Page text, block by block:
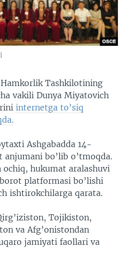
Tashkilotining
vakili Dunya Miyatovich
internetga to’siq
Ashgabadda 14-
bo’lib o’tmoqda.
hukumat aralashuvi
platformasi bo’lishi
ishtirokchilarga qarata.
Tojikiston,
va Afg’onistondan
jamiyati faollari va